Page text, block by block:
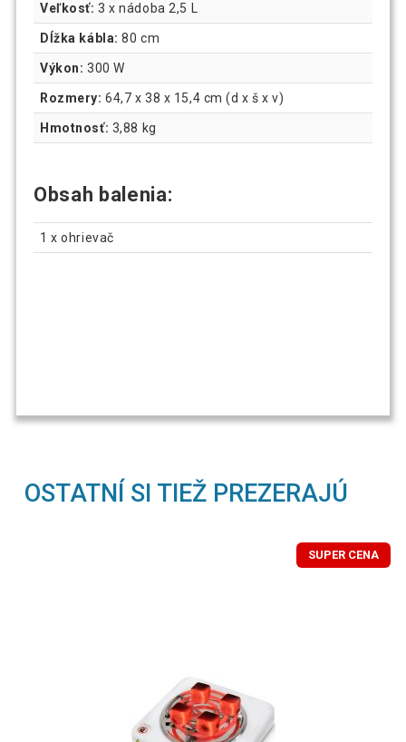
Veľkosť: 3 x nádoba 2,5 L
Dĺžka kábla: 80 cm
Výkon: 300 W
Rozmery: 64,7 x 38 x 15,4 cm (d x š x v)
Hmotnosť: 3,88 kg
Obsah balenia:
1 x ohrievač
OSTATNÍ SI TIEŽ PREZERAJÚ
SUPER CENA